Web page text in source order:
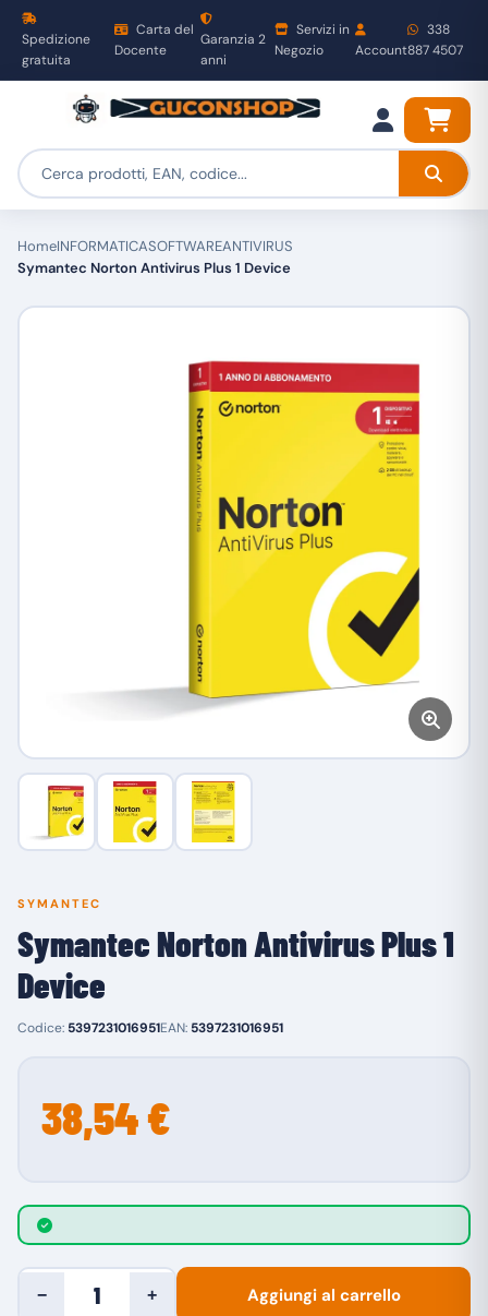
Spedizione
gratuita
Carta del
Docente
Garanzia 2
anni
Servizi in
Negozio
Account
338
887 4507
HomeINFORMATICASOFTWAREANTIVIRUS
Symantec Norton Antivirus Plus 1 Device
SYMANTEC
Symantec Norton Antivirus Plus 1
Device
Codice: 5397231016951EAN: 5397231016951
38,54 €
− + Aggiungi al carrello